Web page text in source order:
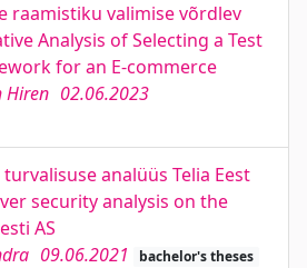
raamistiku valimise võrdlev
Analysis of Selecting a Test
for an E-commerce
Hiren 02.06.2023
analüüs Telia Eest
security analysis on the
AS
09.06.2021 bachelor's theses